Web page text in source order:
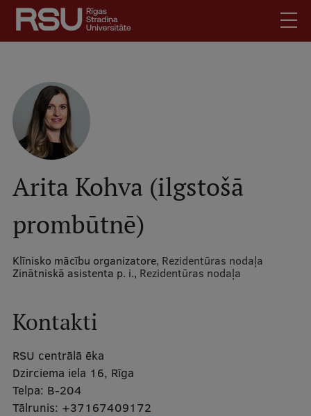
Pārlekt
galveno
saturu
Latviski
Meklēt Mobile
augšējā
izvēlne
Skolēniem
Studentiem
Darbiniekiem
Darba devējiem
Kontakti
Mobile
galvenā
izvēlne
Studiju iespējas
Pamatstudiju programmas
Arita Kohva (ilgstošā
prombūtnē)
Klīnisko mācību organizatore, Rezidentūras nodaļa
Zinātniskā asistenta p. i., Rezidentūras nodaļa
Kontakti
RSU centrālā ēka
Dzirciema iela 16, Rīga
Telpa: B-204
Tālrunis: +37167409172